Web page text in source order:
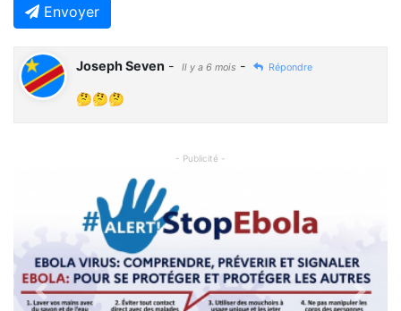
Envoyer
Joseph Seven - Il y a 6 mois - Répondre
🤔🤔🤔
- Publicité -
Previous Next